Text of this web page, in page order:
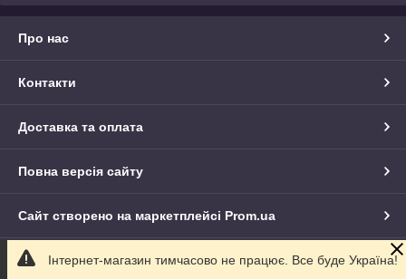
Про нас
Контакти
Доставка та оплата
Повна версія сайту
Сайт створено на маркетплейсі Prom.ua
Політика конфіденційності
Інтернет-магазин тимчасово не працює. Все буде Україна!